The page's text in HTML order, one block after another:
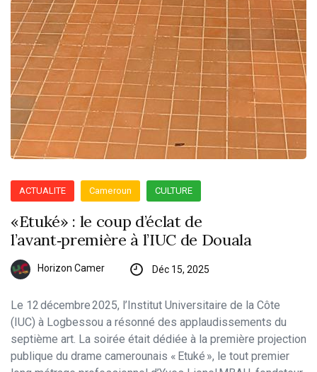
ACTUALITE Cameroun CULTURE
«Etuké» : le coup d’éclat de
l’avant‑première à l’IUC de Douala
Horizon Camer Déc 15, 2025
Le 12 décembre 2025, l’Institut Universitaire de la Côte
(IUC) à Logbessou a résonné des applaudissements du
septième art. La soirée était dédiée à la première projection
publique du drame camerounais « Etuké », le tout premier